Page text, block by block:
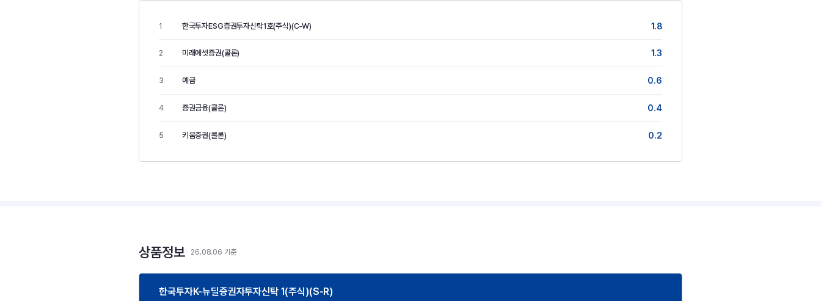
1 한국투자ESG증권투자신탁1호(주식)(C-W) 1.8
2 미래에셋증권(콜론) 1.3
3 예금 0.6
4 증권금융(콜론) 0.4
5 키움증권(콜론) 0.2
상품정보 26.08.06 기준
한국투자K-뉴딜증권자투자신탁 1(주식)(S-R)